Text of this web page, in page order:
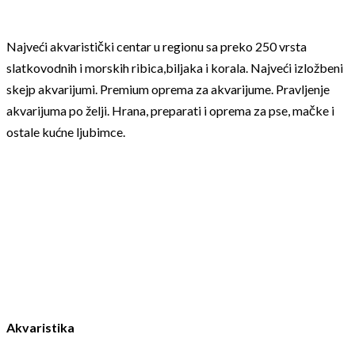
Najveći akvaristički centar u regionu sa preko 250 vrsta
slatkovodnih i morskih ribica,biljaka i korala. Najveći izložbeni
skejp akvarijumi. Premium oprema za akvarijume. Pravljenje
akvarijuma po želji. Hrana, preparati i oprema za pse, mačke i
ostale kućne ljubimce.
Akvaristika